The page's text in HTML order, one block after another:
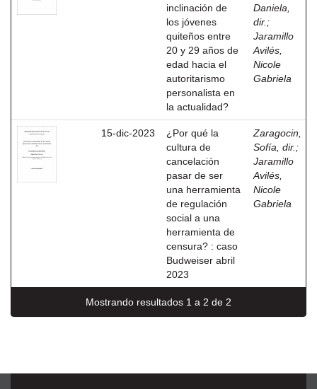
inclinación de
los jóvenes
quiteños entre
20 y 29 años de
edad hacia el
autoritarismo
personalista en
la actualidad?
Daniela,
dir. ;
Jaramillo
Avilés,
Nicole
Gabriela
15-dic-2023
¿Por qué la
cultura de
cancelación
pasar de ser
una herramienta
de regulación
social a una
herramienta de
censura? : caso
Budweiser abril
2023
Zaragocin,
Sofía, dir. ;
Jaramillo
Avilés,
Nicole
Gabriela
Mostrando resultados 1 a 2 de 2